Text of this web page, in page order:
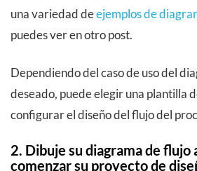
una variedad deejemplos de
puedes ver en otro post.
Dependiendo del caso de uso del
deseado, puede elegir una plantilla
configurar el diseño del flujo del
2. Dibuje su diagrama de flujo
comenzar su proyecto de